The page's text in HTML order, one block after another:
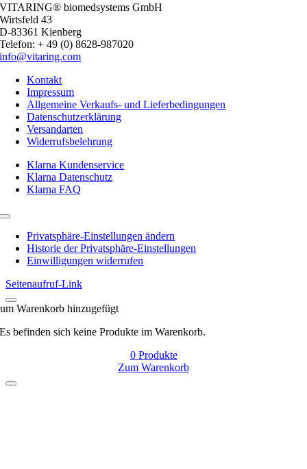
VITARING® biomedsystems GmbH
Wirtsfeld 43
D-83361 Kienberg
Telefon: + 49 (0) 8628-987020
info@vitaring.com
Kontakt
Impressum
Allgemeine Verkaufs- und Lieferbedingungen
Datenschutzerklärung
Versandarten
Widerrufsbelehrung
Klarna Kundenservice
Klarna Datenschutz
Klarna FAQ
Toggle
NavigationPrivatsphäre-Einstellungen ändern
Historie der Privatsphäre-Einstellungen
Einwilligungen widerrufen
Seitenaufruf-Link
Warenkorb hinzugefügt
Es befinden sich keine Produkte im Warenkorb.
0Produkte
Zum Warenkorb